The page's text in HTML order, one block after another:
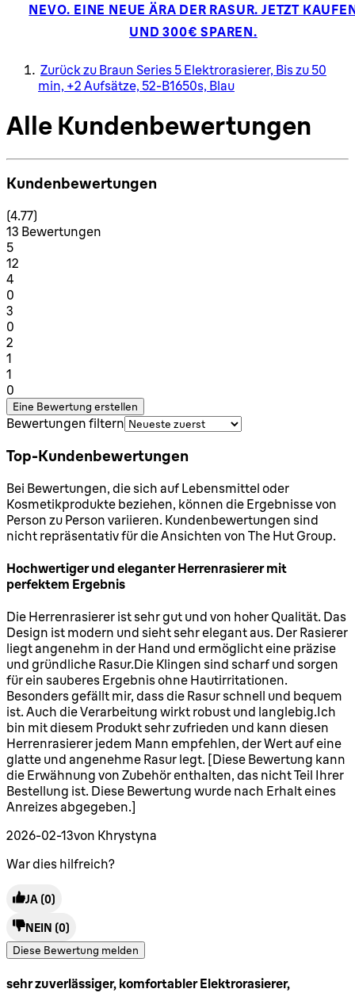
NEVO. EINE NEUE ÄRA DER RASUR. JETZT
UND 300€ SPAREN.
Zurück zu Braun Series 5 Elektrorasierer, Bis zu 50
min, +2 Aufsätze, 52-B1650s, Blau
Alle Kundenbewertungen
Kundenbewertungen
4.77 Sterne von maximal 5
(4.77)
13 Bewertungen
51 Sterne von maximal 1
12
41 Sterne von maximal 1
0
3
0
2
1
1
0
Eine Bewertung erstellen
Bewertungen filtern
Top-Kundenbewertungen
Bei Bewertungen, die sich auf Lebensmittel oder
Kosmetikprodukte beziehen, können die Ergebnisse von
Person zu Person variieren. Kundenbewertungen sind
nicht repräsentativ für die Ansichten von The Hut Group.
Hochwertiger und eleganter Herrenrasierer mit
perfektem Ergebnis
5 Sterne von maximal 5
Die Herrenrasierer ist sehr gut und von hoher Qualität. Das
Design ist modern und sieht sehr elegant aus. Der Rasierer
liegt angenehm in der Hand und ermöglicht eine präzise
und gründliche Rasur.Die Klingen sind scharf und sorgen
für ein sauberes Ergebnis ohne Hautirritationen.
Besonders gefällt mir, dass die Rasur schnell und bequem
ist. Auch die Verarbeitung wirkt robust und langlebig.Ich
bin mit diesem Produkt sehr zufrieden und kann diesen
Herrenrasierer jedem Mann empfehlen, der Wert auf eine
glatte und angenehme Rasur legt. [Diese Bewertung kann
die Erwähnung von Zubehör enthalten, das nicht Teil Ihrer
Bestellung ist. Diese Bewertung wurde nach Erhalt eines
Anreizes abgegeben.]
2026-02-13von Khrystyna
War dies hilfreich?
JA (0)
NEIN (0)
Diese Bewertung melden
sehr zuverlässiger, komfortabler Elektrorasierer,